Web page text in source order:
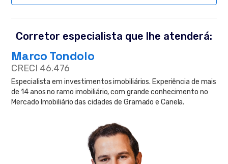
Corretor especialista que lhe atenderá:
Marco Tondolo
CRECI 46.476
Especialista em investimentos imobiliários. Experiência de mais
de 14 anos no ramo imobiliário, com grande conhecimento no
Mercado Imobiliário das cidades de Gramado e Canela.